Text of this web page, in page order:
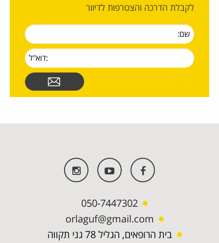
לקבלת הדרכה והצטרפות לדיוור
050-7447302
orlaguf@gmail.com
בית הרופאים, הגליל 78 גני תקווה